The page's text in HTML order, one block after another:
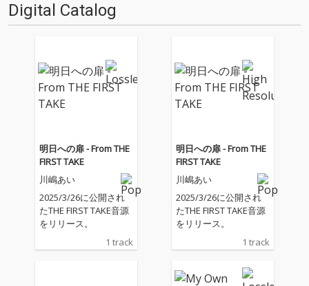
Digital Catalog
明日への扉 - From THE
FIRST TAKE
川嶋あい
2025/3/26に公開され
たTHE FIRST TAKE音源
をリリース。
1 track
明日への扉 - From THE
FIRST TAKE
川嶋あい
2025/3/26に公開され
たTHE FIRST TAKE音源
をリリース。
1 track